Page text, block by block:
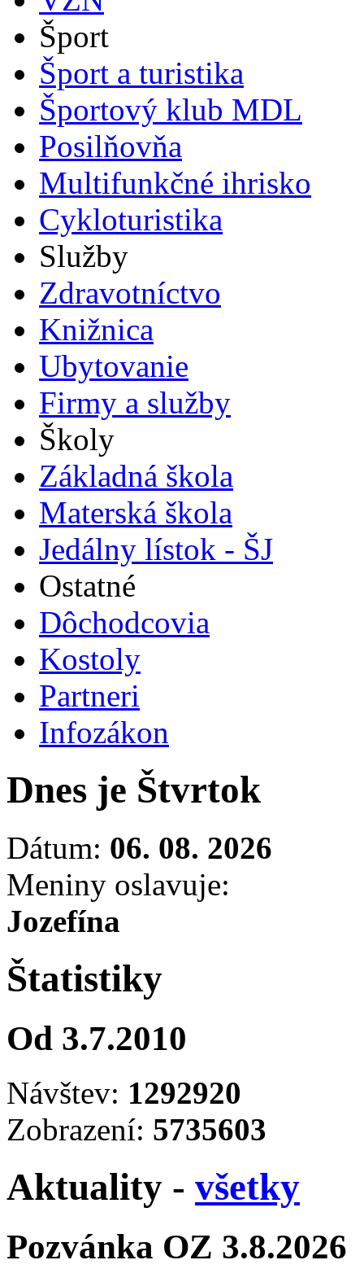
Šport
Šport a turistika
Športový klub MDL
Posilňovňa
Multifunkčné ihrisko
Cykloturistika
Služby
Zdravotníctvo
Knižnica
Ubytovanie
Firmy a služby
Školy
Základná škola
Materská škola
Jedálny lístok - ŠJ
Ostatné
Dôchodcovia
Kostoly
Partneri
Infozákon
Dnes je Štvrtok
Dátum: 06. 08. 2026
Meniny oslavuje:
Jozefína
Štatistiky
Od 3.7.2010
Návštev: 1292920
Zobrazení: 5735603
Aktuality - všetky
Pozvánka OZ 3.8.2026